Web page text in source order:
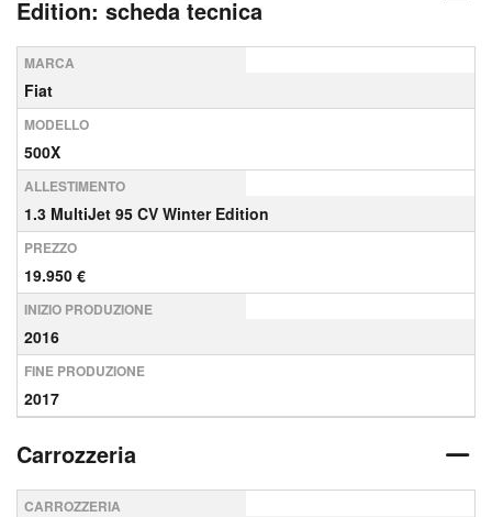
Edition: scheda tecnica
MARCA
Fiat
MODELLO
500X
ALLESTIMENTO
1.3 MultiJet 95 CV Winter Edition
PREZZO
19.950 €
INIZIO PRODUZIONE
2016
FINE PRODUZIONE
2017
Carrozzeria
CARROZZERIA